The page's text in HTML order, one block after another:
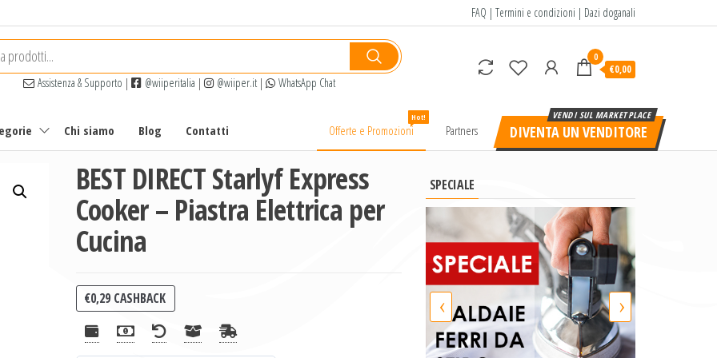
FAQ | Termini e condizioni | Dazi doganali
Assistenza & Supporto | @wiiperitalia | @wiiper.it | WhatsApp Chat
0
€0,00
Chi siamo Blog Contatti Offerte e Promozioni
Hot!
Partners DIVENTA UN VENDITORE
BEST DIRECT Starlyf Express
Cooker – Piastra Elettrica per
Cucina
€0,29 CASHBACK
SPECIALE
‹ ›